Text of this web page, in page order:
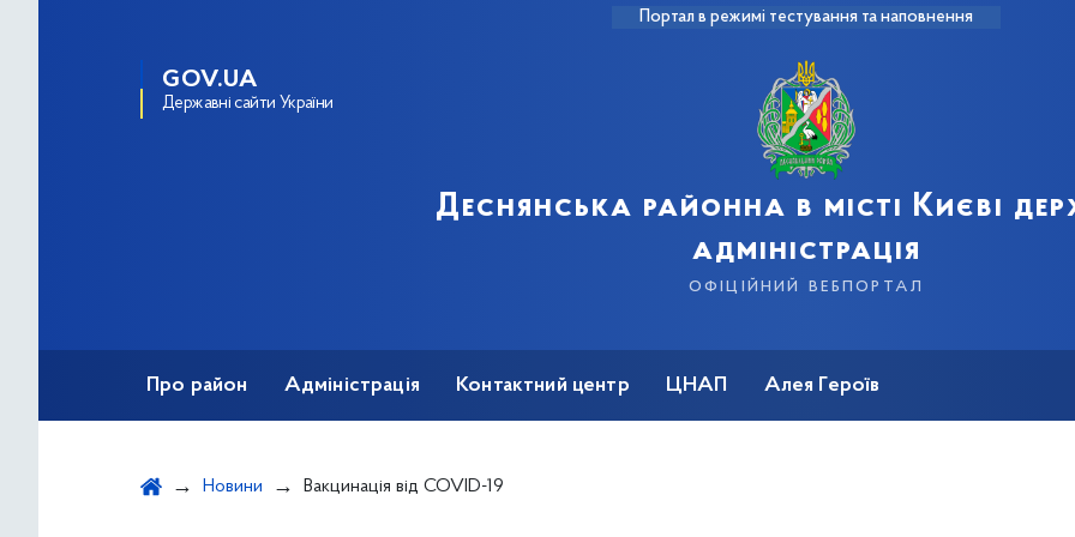
Портал в режимі тестування та наповнення
GOV.UA
Державні сайти України
Деснянська районна в місті Києві
адміністрація
офіційний вебпортал
Про район Адміністрація Контактний центр ЦНАП Алея Героїв
Новини Вакцинація від COVID-19